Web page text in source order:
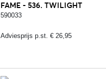
FAME - 536. TWILIGHT
BLUE
590033
Adviesprijs p.st. € 26,95